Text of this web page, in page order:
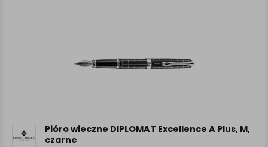
Pióro wieczne DIPLOMAT Excellence A Plus, M,
czarne